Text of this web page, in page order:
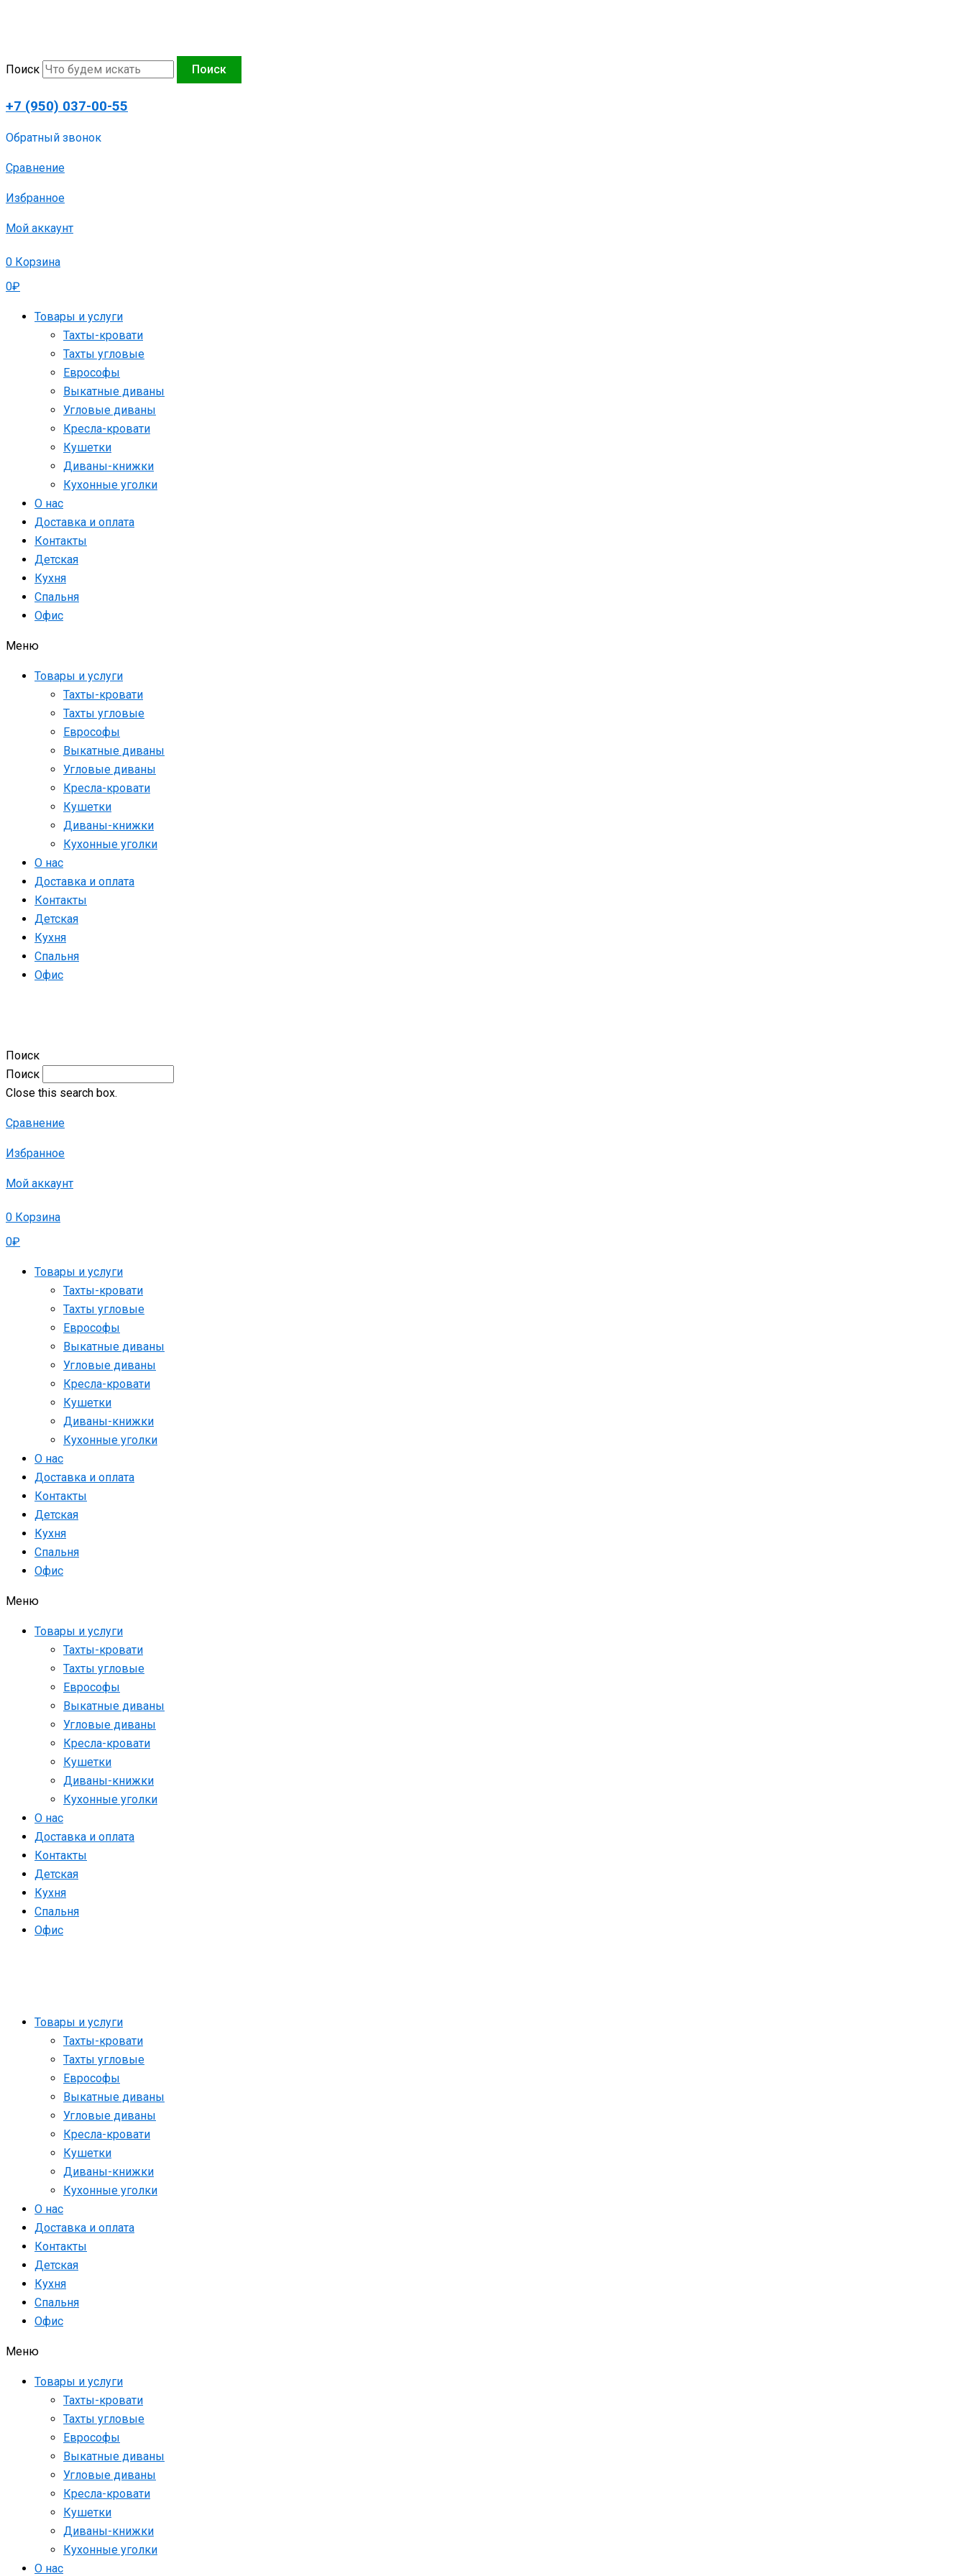
Поиск
Поиск
+7 (950) 037-00-55
Обратный звонок
Сравнение
Избранное
Мой аккаунт
0₽
0 Корзина
Товары и услуги
Тахты-кровати
Тахты угловые
Еврософы
Выкатные диваны
Угловые диваны
Кресла-кровати
Кушетки
Диваны-книжки
Кухонные уголки
О нас
Доставка и оплата
Контакты
Детская
Кухня
Спальня
Офис
Меню
Товары и услуги
Тахты-кровати
Тахты угловые
Еврософы
Выкатные диваны
Угловые диваны
Кресла-кровати
Кушетки
Диваны-книжки
Кухонные уголки
О нас
Доставка и оплата
Контакты
Детская
Кухня
Спальня
Офис
Поиск
Поиск
Close this search box.
Сравнение
Избранное
Мой аккаунт
0₽
0 Корзина
Товары и услуги
Тахты-кровати
Тахты угловые
Еврософы
Выкатные диваны
Угловые диваны
Кресла-кровати
Кушетки
Диваны-книжки
Кухонные уголки
О нас
Доставка и оплата
Контакты
Детская
Кухня
Спальня
Офис
Меню
Товары и услуги
Тахты-кровати
Тахты угловые
Еврософы
Выкатные диваны
Угловые диваны
Кресла-кровати
Кушетки
Диваны-книжки
Кухонные уголки
О нас
Доставка и оплата
Контакты
Детская
Кухня
Спальня
Офис
Товары и услуги
Тахты-кровати
Тахты угловые
Еврософы
Выкатные диваны
Угловые диваны
Кресла-кровати
Кушетки
Диваны-книжки
Кухонные уголки
О нас
Доставка и оплата
Контакты
Детская
Кухня
Спальня
Офис
Меню
Товары и услуги
Тахты-кровати
Тахты угловые
Еврософы
Выкатные диваны
Угловые диваны
Кресла-кровати
Кушетки
Диваны-книжки
Кухонные уголки
О нас